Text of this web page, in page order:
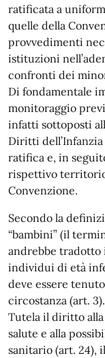
ratificata a
quelle della
provvedimenti
istituzioni
confronti dei
Di fondamentale
monitoraggio
infatti sottoposti
Diritti
ratifica e, in
rispettivo
Convenzione.
Secondo la
“bambini” (il
andrebbe tradotto
individui di età
deve essere
circostanza (art. 3).
Tutela il diritto
salute e alla
sanitario (art. 24),